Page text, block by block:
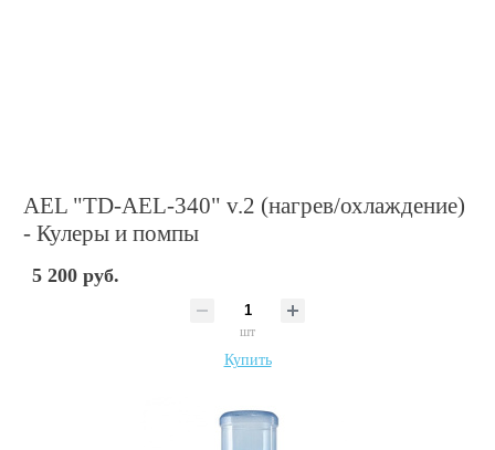
AEL "TD-AEL-340" v.2 (нагрев/охлаждение)
- Кулеры и помпы
5 200 руб.
шт
Купить